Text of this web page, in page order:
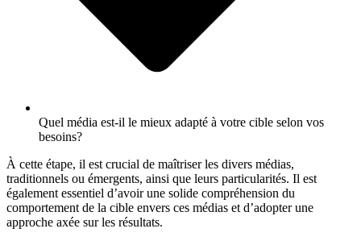
Quel média est-il le mieux adapté à votre cible selon vos
besoins?
À cette étape, il est crucial de maîtriser les divers médias,
traditionnels ou émergents, ainsi que leurs particularités. Il est
également essentiel d’avoir une solide compréhension du
comportement de la cible envers ces médias et d’adopter une
approche axée sur les résultats.